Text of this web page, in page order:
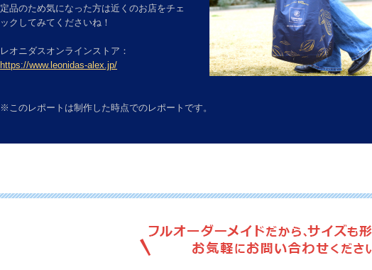
定品のため気になった方は近くのお店をチェ
ックしてみてくださいね！
レオニダスオンラインストア：
https://www.leonidas-alex.jp/
※このレポートは制作した時点でのレポートです。